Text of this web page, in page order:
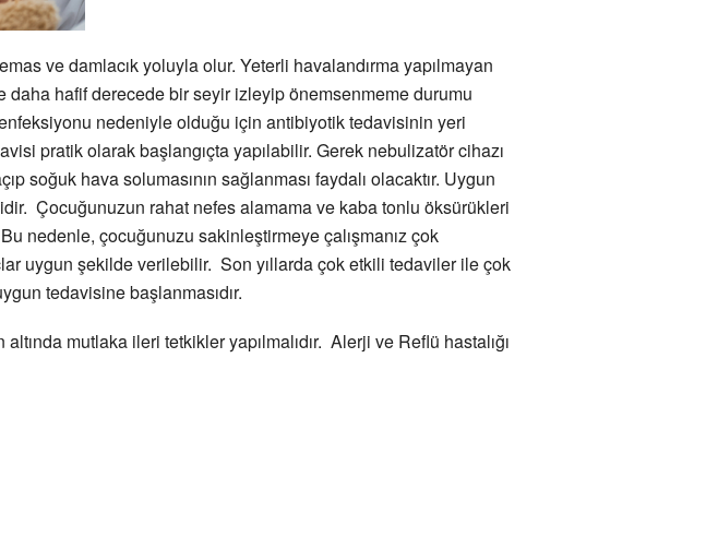
ve damlacık yoluyla olur. Yeterli havalandırma yapılmayan
daha hafif derecede bir seyir izleyip önemsenmeme durumu
nedeniyle olduğu için antibiyotik tedavisinin yeri
pratik olarak başlangıçta yapılabilir. Gerek nebulizatör cihazı
soğuk hava solumasının sağlanması faydalı olacaktır. Uygun
Çocuğunuzun rahat nefes alamama ve kaba tonlu öksürükleri
nedenle, çocuğunuzu sakinleştirmeye çalışmanız çok
uygun şekilde verilebilir. Son yıllarda çok etkili tedaviler ile çok
tedavisine başlanmasıdır.
mutlaka ileri tetkikler yapılmalıdır. Alerji ve Reflü hastalığı